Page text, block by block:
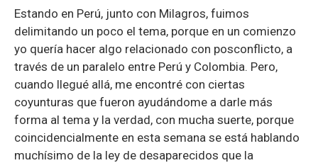
Estando en Perú, junto con Milagros, fuimos
delimitando un poco el tema, porque en un comienzo
yo quería hacer algo relacionado con posconflicto, a
través de un paralelo entre Perú y Colombia. Pero,
cuando llegué allá, me encontré con ciertas
coyunturas que fueron ayudándome a darle más
forma al tema y la verdad, con mucha suerte, porque
coincidencialmente en esta semana se está hablando
muchísimo de la ley de desaparecidos que la